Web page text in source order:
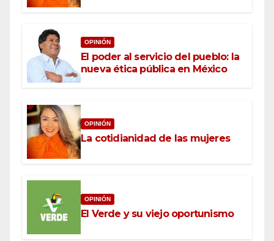
OPINIÓN
El poder al servicio del pueblo: la
nueva ética pública en México
OPINIÓN
La cotidianidad de las mujeres
OPINIÓN
El Verde y su viejo oportunismo